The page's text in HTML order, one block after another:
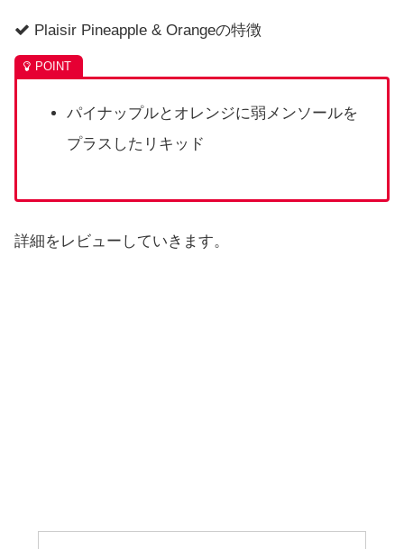
Plaisir Pineapple & Orangeの特徴
パイナップルとオレンジに弱メンソールを
プラスしたリキッド
詳細をレビューしていきます。